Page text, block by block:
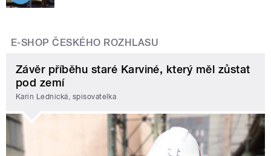
E-SHOP ČESKÉHO ROZHLASU
Závěr příběhu staré Karviné, který měl zůstat
pod zemí
Karin Lednická, spisovatelka